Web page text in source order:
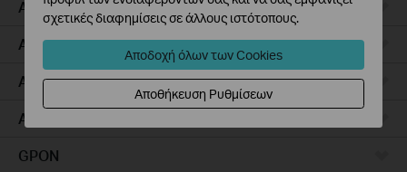
Access Pro
Aggregation
Access Max
Access
GPON
σχετικές διαφημίσεις σε άλλους ιστότοπους.
Αποδοχή όλων των Cookies
Αποθήκευση Ρυθμίσεων